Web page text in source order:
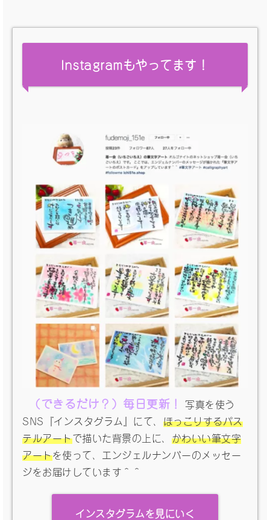
Instagramもやってます！
（できるだけ？）毎日更新！
写真を使う
SNS『インスタグラム』にて、 ほっこりするパス
テルアートで描いた背景の上に、 かわいい筆文字
アートを使って、エンジェルナンバーのメッセー
ジをお届けしています＾＾
インスタグラムを見にいく